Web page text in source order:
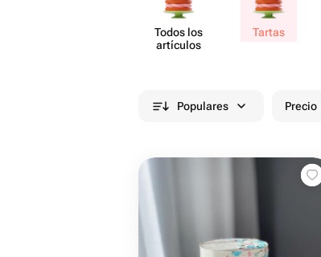
Todos los
artículos
Tartas
Populares Precio